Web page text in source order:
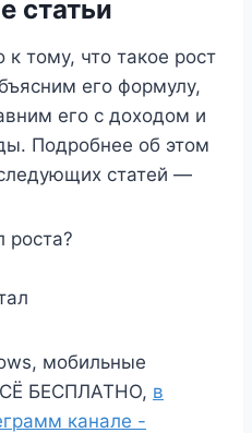
статьи
тому, что такое рост
его формулу,
его с доходом и
Подробнее об этом
статей —
роста?
мобильные
БЕСПЛАТНО, в
канале -